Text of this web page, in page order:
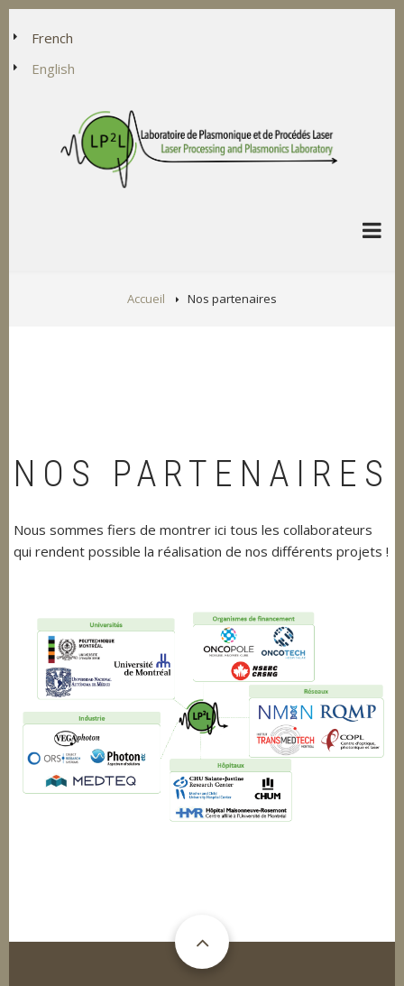
Aller
au
principal
French
English
Accueil Nos partenaires
NOS PARTENAIRES
Nous sommes fiers de montrer ici tous les collaborateurs
qui rendent possible la réalisation de nos différents projets !